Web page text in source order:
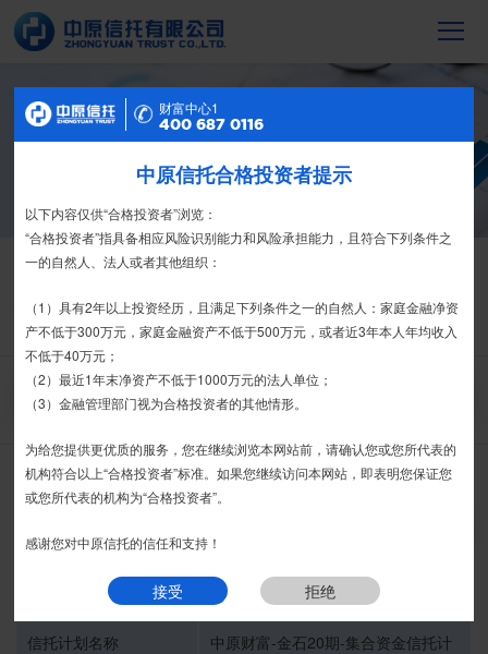
信托产品
截至2023年末，中原信托累计管理信托财
产16088亿元，按时足额交付到期信托财
信托产品
热销产品
栏目首页 热销产品 运营产品 净值产品
信息披露
精英理财俱乐部
家族信托 财富网点 客户反馈 征信异议申请
中原财富-金石20期-集合资金信托计划
中原信托有限公司
信托计划名称
中原财富-金石20期-集合资金信托计
财富中心2
400 687 0116
特别提示
尊敬的投资者：
合格投资者认证、风险测评、录音录像及电子合同签署应由投资者本人
亲自操作完成，不得由他人代办。
我司信托产品账户均以我司名义开立，所有认购信托产品的资金应根据
信托合同约定转入我司信托产品的银行专用账户。投资者认购我司信托产品
时，请注意不要向任何非我司账户转账、支付现金。
如有疑问，请联系您的专属客户经理或咨询我司客服电话400-
接受 拒绝
财富中心1
400 687 0116
中原信托合格投资者提示
以下内容仅供“合格投资者”浏览：
“合格投资者”指具备相应风险识别能力和风险承担能力，且符合下列条件之
一的自然人、法人或者其他组织：
（1）具有2年以上投资经历，且满足下列条件之一的自然人：家庭金融净资
产不低于300万元，家庭金融资产不低于500万元，或者近3年本人年均收入
不低于40万元；
（2）最近1年末净资产不低于1000万元的法人单位；
（3）金融管理部门视为合格投资者的其他情形。
为给您提供更优质的服务，您在继续浏览本网站前，请确认您或您所代表的
机构符合以上“合格投资者”标准。如果您继续访问本网站，即表明您保证您
或您所代表的机构为“合格投资者”。
感谢您对中原信托的信任和支持！
接受 拒绝